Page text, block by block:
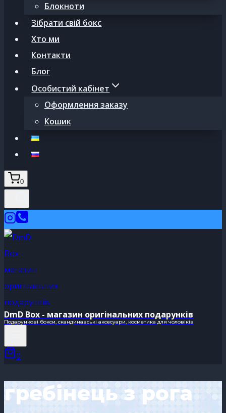
Блокноти
Зібрати свій бокс
Хто ми
Контакти
Блог
Особистий кабінет
Оформлення заказу
Кошик
0
DmD Box - магазин оригінальних подарунків
Подарункові бокси, скандинавські аксесуари, косметика для чоловіків
0
гребінець з рога